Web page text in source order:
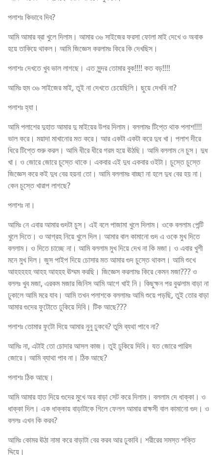
পলাশঃ কিভাবে দিব?
আমি আমার ব্রা খুলে দিলাম। আমার ৩৬ সাইজের ফরসা ফোলা মাই দেখে ও অবাক
হয়ে তাকিয়ে থাকল। আমি জিজ্ঞেস করলামঃ কিরে কি দেখছিস।
পলাশঃ দেখতে খুব ভাল লাগছে। এত সুন্দর তোমার বুক!!!! কত বড়!!!!
আমিঃ হুম ৩৬ সাইজের মাই, তুই না দেখতে চেয়েছিলি। ছুয়ে দেখবি না?
পলাশঃ হ্যা।
আমি পলাশের দুহাত আমার দু মাইয়ের উপর দিলাম। বললামঃ টিপ্তে থাক পলাশ!!!!
ভাল করে। ময়াদা মাখানোর মত করে। আর একটা একটা করে দুধ খা। পলাশ দীরে
ধিরে টিপ্তে শুরু করল। আমি ধীরে ধীরে গরম হয়ে ঊঠছি। আমি বললাম নে চুস। দুধ
খা। ও জোরে জোরে চুস্তে থাকে। একবার এই দুধ একবার ওইটা। চুস্তে চুস্তে
জিজ্ঞেস করে কই দুধ বের হয়না তো। আমি বললামঃ বাচ্ছা না হলে দুধ বের হয় না।
কেন চুস্তে খারাপ লাগছে?
পলাশঃ না।
আমিঃ নে এবার আমার গুদটা চুস। এই বলে পাজামা খুলে দিলাম। ওকে বললাম পেন্টি
খুলে দিতে। ও আগ্রহ নিয়ে খুলে দিল। আমার বাল কামানো গুদ এ ওকে মুখ দিতে
বললাম। ও দিতে চাচ্ছে না। আমি বললাম মুখ দিয়ে দেখ না কি মজা। ও এবার খুশী
মনে মুখ দিল। জুস পাইপ দিয়ে চোসার মত আমার গুদ চুস্তে থাকল। আমি শুখে
আহহহহহ আহহ আহহহ ঊম্মম করছি। জিজ্ঞেস করলামঃ কিরে কেমন মজা??? ও
বললঃ খুব মজা, এরকম মজার জিনিস আমি আগে খাই নি। কিছুক্ষন পর বুঝলাম বাড়া না
ঢুকালে আমি মরে যাব। আমি তখন পলাশকে বললামঃ আমি শুয়ে পড়ছি, তুই তোর বাড়া
আমার গুদের ফুটোতে ঢুকিয়ে দিবি। টিক আছে???
পলাশঃ তোমার ফূটো দিয়ে আমার নুনু ঢুকবে? তুমি ব্যথা পাবে না?
আমিঃ না, এটাই তো চোদার আসল কাজ। তুই ঢুকিয়ে দিবি। যত জোরে পারিস
জোরে। আমি ব্যাথা পাব না। ঠিক আছে?
পলাশঃ ঠিক আছে।
আমি আমার হাত দিয়ে গুদের মুখে অর বাড়া সেট করে দিলাম। বললাম দে ধাক্কা। ও
ধাক্কা দিল। এক ধাক্কায় বাড়াটাকে গিলে ফেলল আমার রাক্ষসী বাল কামানো গুদ। ও
বললঃ এখন কি করব?
আমিঃ কোমর ঊঠা নামা করে বাড়াটা বের করব আর ঢুকাবি। শরীরের সমস্ত শক্তি
দ্দিয়ে।